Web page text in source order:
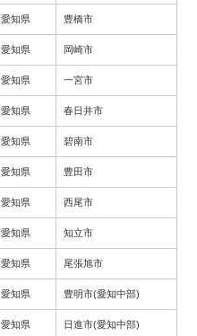
愛知県 豊橋市
愛知県 岡崎市
愛知県 一宮市
愛知県 春日井市
愛知県 碧南市
愛知県 豊田市
愛知県 西尾市
愛知県 知立市
愛知県 尾張旭市
愛知県 豊明市(愛知中部)
愛知県 日進市(愛知中部)